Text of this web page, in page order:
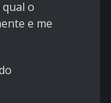
o
e me